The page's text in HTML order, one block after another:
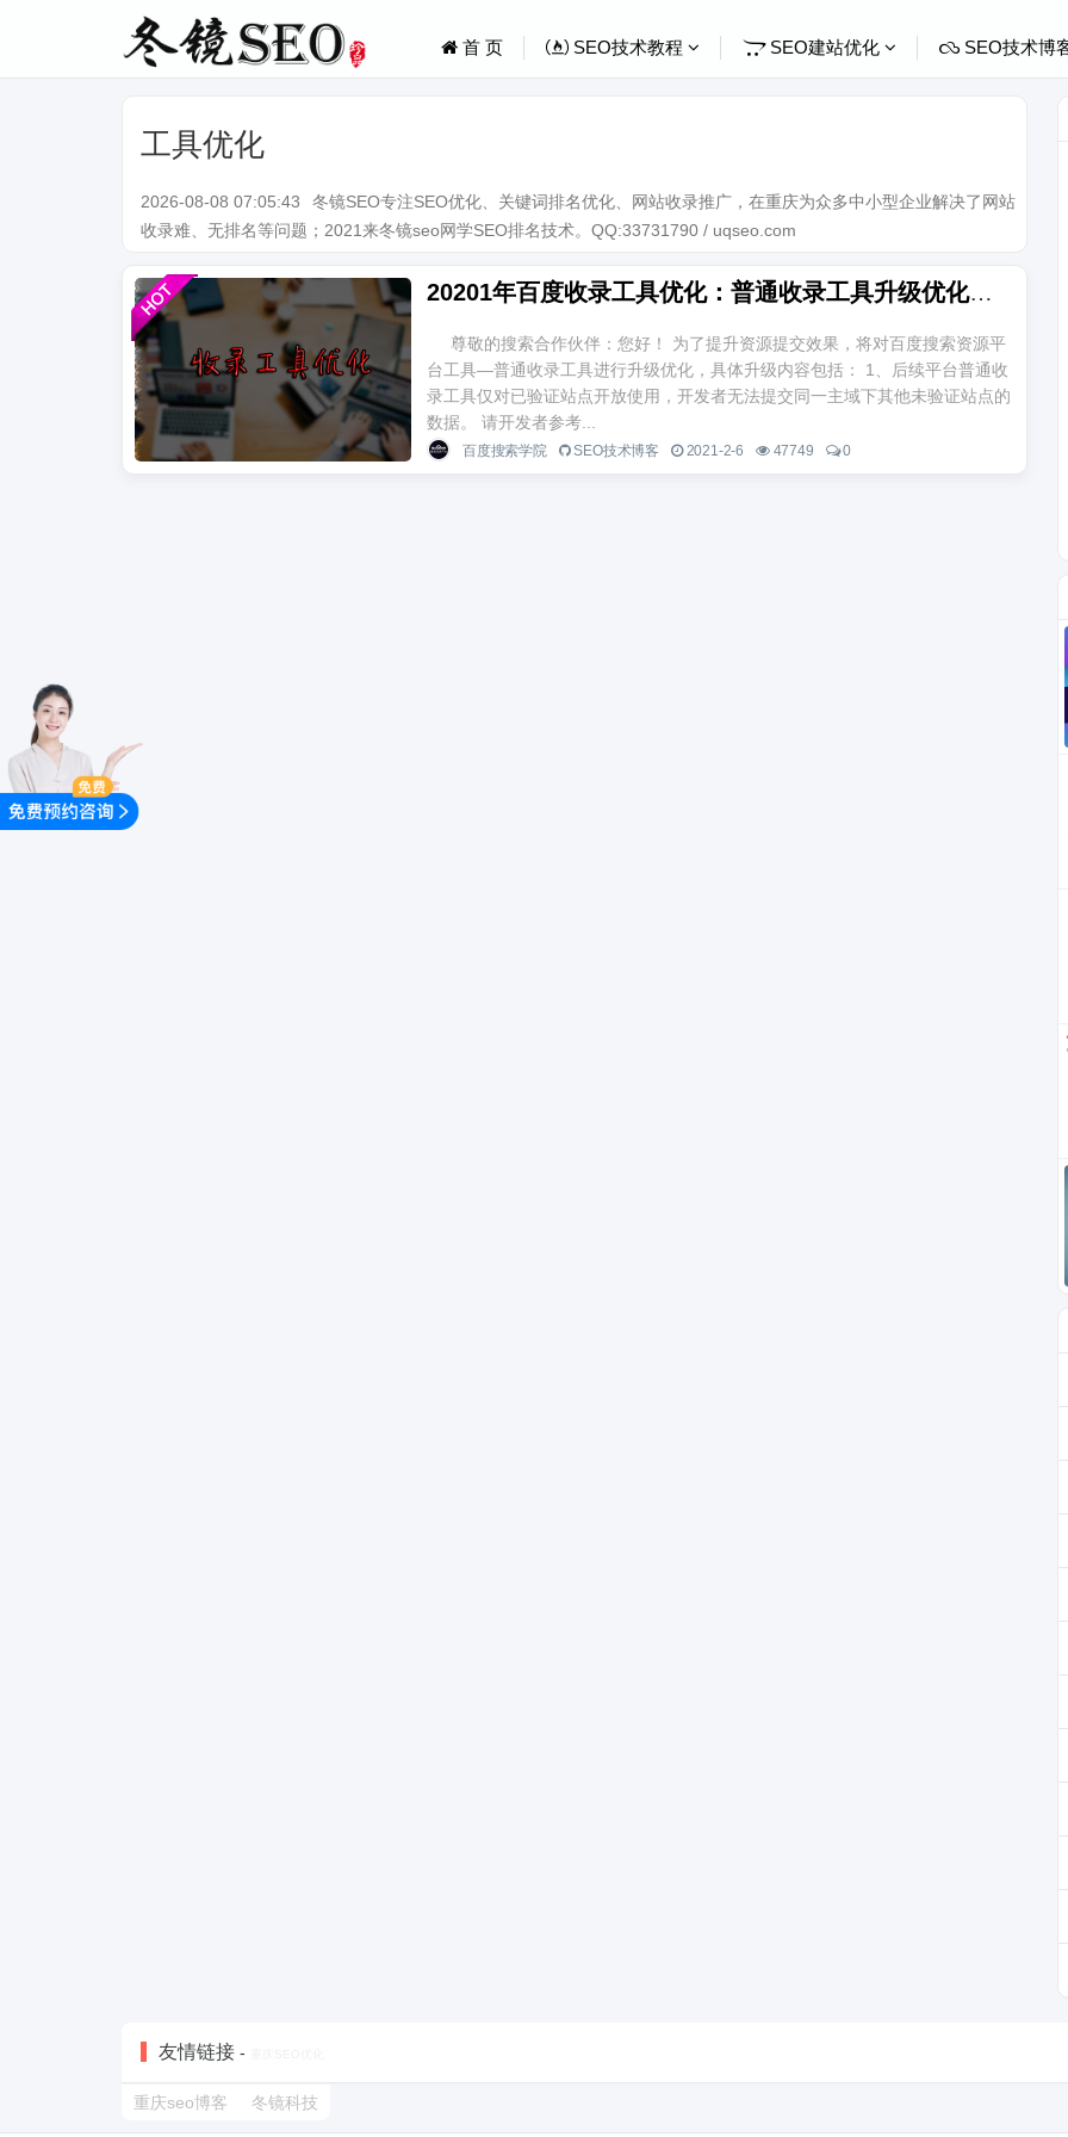
首 页 SEO技术教程 SEO建站优化 SEO技术博
工具优化
2026-08-08 07:05:43
冬镜SEO专注SEO优化、关键词排名优化、网站收录推广，在重庆为众多中小型企业解决了网站
收录难、无排名等问题；2021来冬镜seo网学SEO排名技术。QQ:33731790 / uqseo.com
20201年百度收录工具优化：普通收录工具升级优化通知
尊敬的搜索合作伙伴：您好！ 为了提升资源提交效果，将对百度搜索资源平
台工具—普通收录工具进行升级优化，具体升级内容包括： 1、后续平台普通收
录工具仅对已验证站点开放使用，开发者无法提交同一主域下其他未验证站点的
数据。 请开发者参考...
百度搜索学院 SEO技术博客 2021-2-6 47749 0
友情链接 -
重庆seo博客 冬镜科技